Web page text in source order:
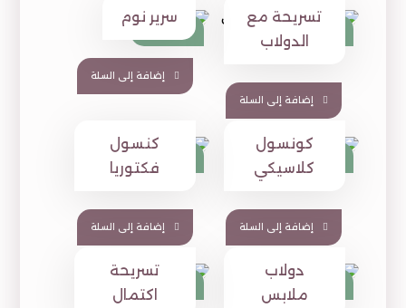
تسريحة مع
الدولاب
⃁
⃁1,390
إضافة إلى السلة
سرير نوم
450
إضافة إلى السلة
كونسول
كلاسيكي
⃁ 1,376
1,190
إضافة إلى السلة
كنسول
فكتوريا
1,390
إضافة إلى السلة
دولاب
ملابس
تسريحة
اكتمال
⃁
1,449